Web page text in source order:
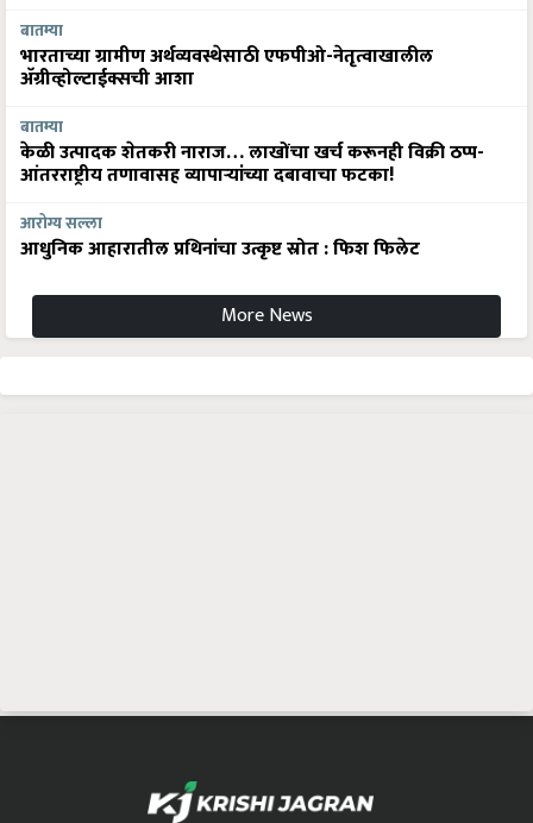
बातम्या
भारताच्या ग्रामीण अर्थव्यवस्थेसाठी एफपीओ-नेतृत्वाखालील
अ‍ॅग्रीव्होल्टाईक्सची आशा
बातम्या
केळी उत्पादक शेतकरी नाराज… लाखोंचा खर्च करूनही विक्री ठप्प-
आंतरराष्ट्रीय तणावासह व्यापाऱ्यांच्या दबावाचा फटका!
आरोग्य सल्ला
आधुनिक आहारातील प्रथिनांचा उत्कृष्ट स्रोत : फिश फिलेट
More News